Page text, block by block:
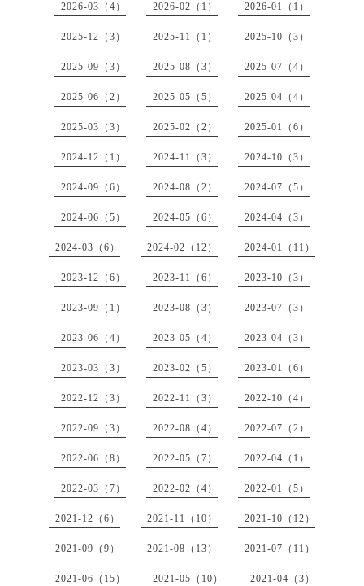
2026-03（4） 2026-02（1） 2026-01（1）
2025-12（3） 2025-11（1） 2025-10（3）
2025-09（3） 2025-08（3） 2025-07（4）
2025-06（2） 2025-05（5） 2025-04（4）
2025-03（3） 2025-02（2） 2025-01（6）
2024-12（1） 2024-11（3） 2024-10（3）
2024-09（6） 2024-08（2） 2024-07（5）
2024-06（5） 2024-05（6） 2024-04（3）
2024-03（6） 2024-02（12） 2024-01（11）
2023-12（6） 2023-11（6） 2023-10（3）
2023-09（1） 2023-08（3） 2023-07（3）
2023-06（4） 2023-05（4） 2023-04（3）
2023-03（3） 2023-02（5） 2023-01（6）
2022-12（3） 2022-11（3） 2022-10（4）
2022-09（3） 2022-08（4） 2022-07（2）
2022-06（8） 2022-05（7） 2022-04（1）
2022-03（7） 2022-02（4） 2022-01（5）
2021-12（6） 2021-11（10） 2021-10（12）
2021-09（9） 2021-08（13） 2021-07（11）
2021-06（15） 2021-05（10） 2021-04（3）